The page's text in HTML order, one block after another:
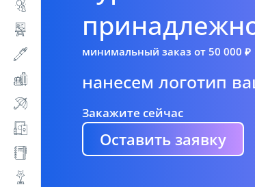
минимальный заказ от 50 000 ₽
нанесем логотип
Закажите сейчас
Оставить заявку